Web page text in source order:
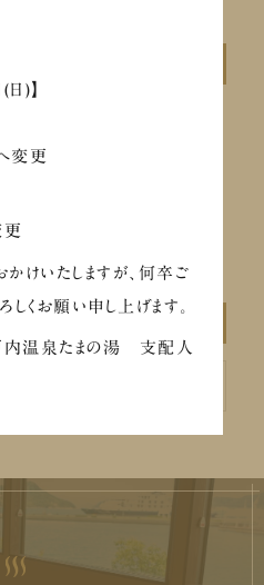
ました
8/26～29）
)】
更
けいたしますが、何卒ご
しくお願い申し上げます。
内温泉たまの湯 支配人